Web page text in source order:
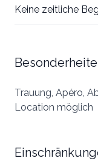
Keine zeitliche
Trauung, Apéro,
Location möglich